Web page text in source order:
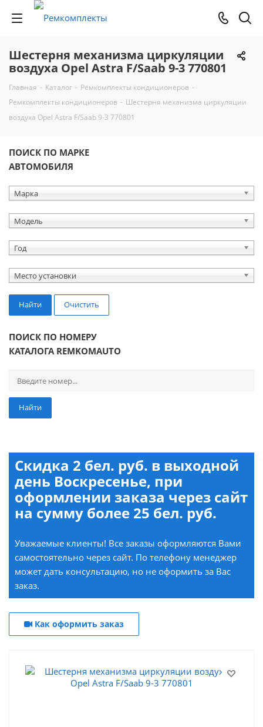
Шестерня механизма циркуляции
воздуха Opel Astra F/Saab 9-3 770801
Главная - Каталог - Ремкомплекты кондиционеров -
Ремкомплекты кондиционеров - Шестерня механизма циркуляции
воздуха Opel Astra F/Saab 9-3 770801
ПОИСК ПО МАРКЕ
АВТОМОБИЛЯ
Марка
Модель
Год
Место установки
Найти Очистить
ПОИСК ПО НОМЕРУ
КАТАЛОГА REMKOMAUTO
Найти
Скидка 2 бел. руб. в выходной
день Воскресенье, при
оформлении заказа через сайт
на сумму более 25 бел. руб.
Уважаемые клиенты! Все заказы оформляются Вами
самостоятельно через сайт. По телефону менеджер
может дать консультацию, но не оформить за Вас
заказ.
Как оформить заказ